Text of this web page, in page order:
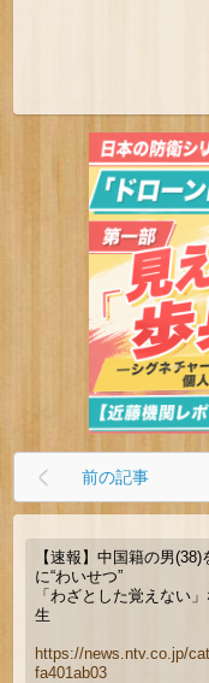
前の記事
【速報】中国籍の男
に“わいせつ”
「わざとした覚えない
生
https://news.ntv.co.jp/
fa401ab03